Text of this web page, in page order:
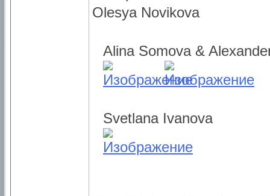
Olesya Novikova
Alina Somova &
Svetlana Ivanova